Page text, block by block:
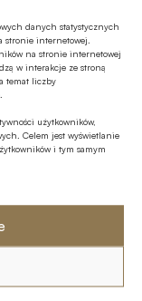
danych statystycznych
internetowej.
na stronie internetowej
w interakcje ze stroną
temat liczby
użytkowników,
Celem jest wyświetlanie
i tym samym